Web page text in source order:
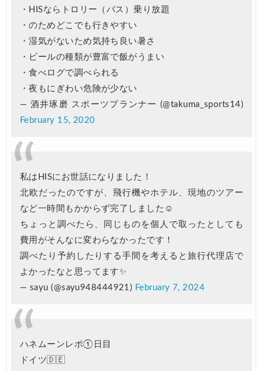
JTB) 大韓航空便(航空券・ソウル行き) 最大20,000円OFFク
07/01 Trip.com) 海外ホテル2%OFFクーポン TRIP1
07/01 Trip.com) 海外航空券1%OFFクーポン TRIP2
06/30 HIS) スーパーサマーセールFINAL
06/30 楽天トラベル) 海外ツアー(サマーSALE) 最大50,000円OFFクー
06/30
06/29 Trip.com) 韓国旅 最大50%OFFセール
06/28 エアトリ) 海外航空券 最大3,000円OFFクーポン
HIS) 海外航空券 2,000円OFFクーポン
06/26 HIS) 海外航空券タイムセール
06/25 楽天トラベル) 海外ツアー 最大15,000円OFFクーポン
06/23
Trip.com) 海外航空券 最大2,500円OFFクーポン
06/22 Trip.com) タイ旅 最大50%OFFセール
・HISならトロリー（バス）乗り放題
・のためどこでも行きやすい
・湿気がないため気持ち良い暑さ
・ビールの種類が豊富で飯がうまい
・食べログで調べられる
・夜もにぎわい危険が少ない
— 酒井琢磨 スポーツプランナー (@takuma_sports14)
February 15, 2020
私はHISにお世話になりました！
北欧だったのですが、飛行機やホテル、現地のツアー
など一時間もかからず完了しました☺️
ちょっと調べたら、同じものを個人で取ったとしても
費用がそんなに変わらなかったです！
調べたり予約したりする手間を考えると旅行代理店で
よかったなと思ってます✨
— sayu (@sayu948444921) February 7, 2024
ハネムーンレポ①日目
ドイツ🇩🇪